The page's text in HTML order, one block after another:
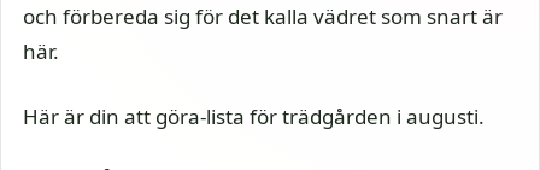
och förbereda sig för det kalla vädret som snart är
här.
Här är din att göra-lista för trädgården i augusti.